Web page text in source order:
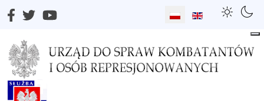
Wybierz swój język